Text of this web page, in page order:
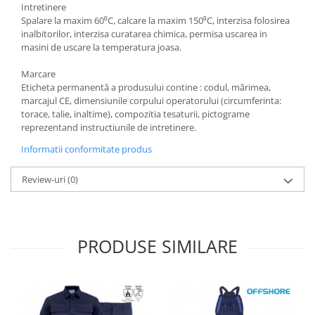
Manusi PVC
Manusi textil
Manusi zale
Outdoor
Incaltaminte Outdoor
Curatenie si igiena
Intretinere
Spalare la maxim 60⁰C, calcare la maxim 150⁰C, interzisa folosirea
inalbitorilor, interzisa curatarea chimica, permisa uscarea in
masini de uscare la temperatura joasa.
Marcare
Eticheta permanentă a produsului contine : codul, mărimea,
marcajul CE, dimensiunile corpului operatorului (circumferinta:
torace, talie, inaltime), compozitia tesaturii, pictograme
reprezentand instructiunile de intretinere.
Informatii conformitate produs
Review-uri(0)
PRODUSE SIMILARE